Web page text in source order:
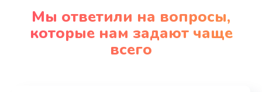
Мы ответили на вопросы,
которые нам задают чаще
всего